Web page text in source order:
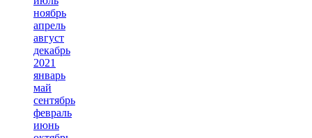
ноябрь
апрель
август
декабрь
2021
январь
май
сентябрь
февраль
июнь